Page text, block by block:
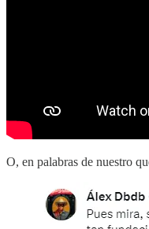
O, en palabras de nuestro